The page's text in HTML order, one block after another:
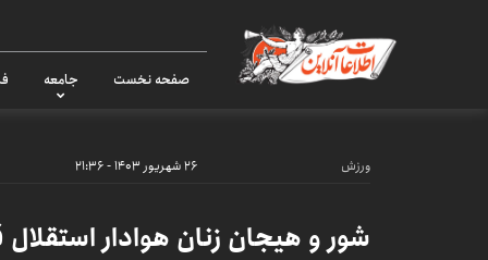
صفحه نخست جامعه
ورزش ۲۶ شهریور ۱۴۰۳ - ۲۱:۳۶
شور و هیجان زنان هوادار استقلال